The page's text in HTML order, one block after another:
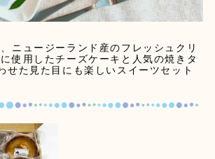
ニュージーランド産のフレッシュクリ
使用したチーズケーキと人気の焼きタ
せた見た目にも楽しいスイーツセット